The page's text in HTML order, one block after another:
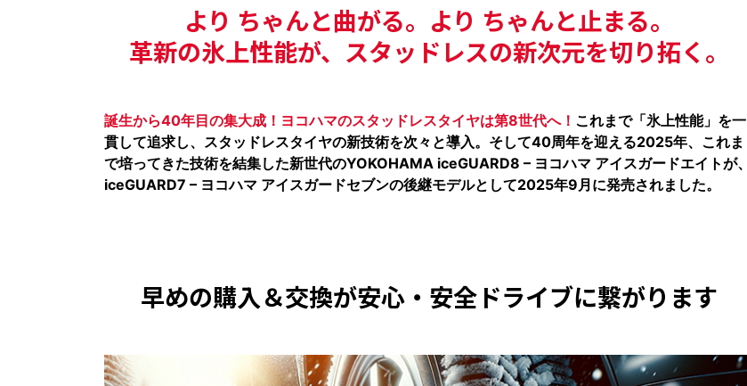
より ちゃんと曲がる。より ちゃんと止まる。
革新の氷上性能が、スタッドレスの新次元を切り拓く。
誕生から40年目の集大成！ヨコハマのスタッドレスタイヤは第8世代へ！ これまで「氷上性能」を一
貫して追求し、スタッドレスタイヤの新技術を次々と導入。そして40周年を迎える2025年、これま
で培ってきた技術を結集した新世代のYOKOHAMA iceGUARD8 – ヨコハマ アイスガードエイトが、
iceGUARD7 – ヨコハマ アイスガードセブンの後継モデルとして2025年9月に発売されました。
早めの購入＆交換が安心・安全ドライブに繋がります